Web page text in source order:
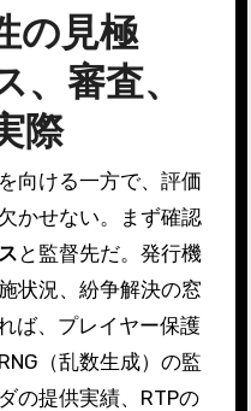
の見極
審査、
際
向ける一方で、評価
かせない。まず確認
と監督先だ。発行機
状況、紛争解決の窓
ば、プレイヤー保護
（乱数生成）の監
の提供実績、RTPの